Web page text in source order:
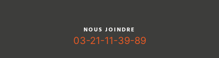
NOUS JOINDRE
03-21-11-39-89